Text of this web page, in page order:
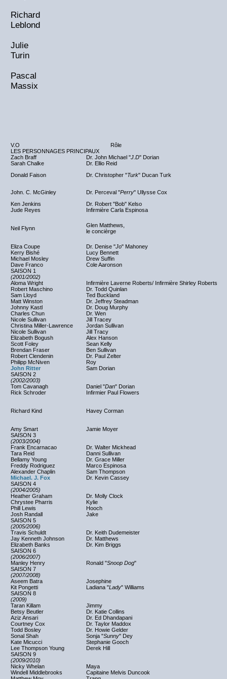
Richard
Leblond
Julie
Turin
Pascal
Massix
V.O
Rôle
LES PERSONNAGES PRINCIPAUX
Zach Braff
Dr. John Michael "J.D" Dorian
Sarah Chalke
Dr. Ellio Reid
Donald Faison
Dr. Christopher "Turk" Ducan Turk
John. C. McGinley Dr. Perceval "Perry" Ullysse Cox
Ken Jenkins
Dr. Robert "Bob" Kelso
Jude Reyes
Infirmière Carla Espinosa
Neil Flynn
Glen Matthews,
le concièrge
Eliza Coupe Dr. Denise "Jo" Mahoney
Kerry Bishé
Lucy Bennett
Michael Mosley
Drew Suffin
Dave Franco
Cole Aaronson
SAISON 1
(2001/2002)
Aloma Wright
Infirmière Laverne Roberts/ Infirmière Shirley Roberts
Robert Maschino
Dr. Todd Quinlan
Sam Lloyd
Ted Buckland
Matt Winston
Dr. Jeffrey Steadman
Johnny Kastl
Dr. Doug Murphy
Charles Chun
Dr. Wen
Nicole Sullivan
Jill Tracey
Christina Miller-Lawrence
Jordan Sullivan
Nicole Sullivan
Jill Tracy
Elizabeth Bogush
Alex Hanson
Scott Foley
Sean Kelly
Brendan Fraser
Ben Sullivan
Robert Clendenin
Dr. Paul Zelter
Philipp McNiven
Roy
John Ritter
Sam Dorian
SAISON 2
(2002/2003)
Tom Cavanagh
Daniel "Dan" Dorian
Rick Schroder
Infirmier Paul Flowers
Richard Kind Havey Corman
Amy Smart
Jamie Moyer
SAISON 3
(2003/2004)
Frank Encarnacao
Dr. Walter Mickhead
Tara Reid
Danni Sullivan
Bellamy Young
Dr. Grace Miller
Freddy Rodriguez
Marco Espinosa
Alexander Chaplin
Sam Thompson
Michael. J. Fox
Dr. Kevin Cassey
SAISON 4
(2004/2005)
Heather Graham
Dr. Molly Clock
Chrystee Pharris
Kylie
Phill Lewis
Hooch
Josh Randall
Jake
SAISON 5
(2005/2006)
Travis Schuldt
Dr. Keith Dudemeister
Jay Kenneth Johnson
Dr. Matthews
Elizabeth Banks
Dr. Kim Briggs
SAISON 6
(2006/2007)
Manley Henry
Ronald "Snoop Dog"
SAISON 7
(2007/2008)
Aseem Batra
Josephine
Kit Pongetti
Ladiana "Lady" Williams
SAISON 8
(2009)
Taran Killam
Jimmy
Betsy Beutler
Dr. Katie Collins
Aziz Ansari
Dr. Ed Dhandapani
Courtney Cox
Dr. Taylor Maddox
Todd Bosley
Dr. Howie Gelder
Sonal Shah
Sonja "Sunny" Dey
Kate Micucci
Stephanie Gooch
Lee Thompson Young
Derek Hill
SAISON 9
(2009/2010)
Nicky Whelan
Maya
Windell Middlebrooks
Capitaine Melvis Duncook